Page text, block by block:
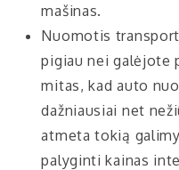
mašinas.
Nuomotis
pigiau nei galėjote
mitas, kad auto
dažniausiai net
atmeta tokią
palyginti kainas